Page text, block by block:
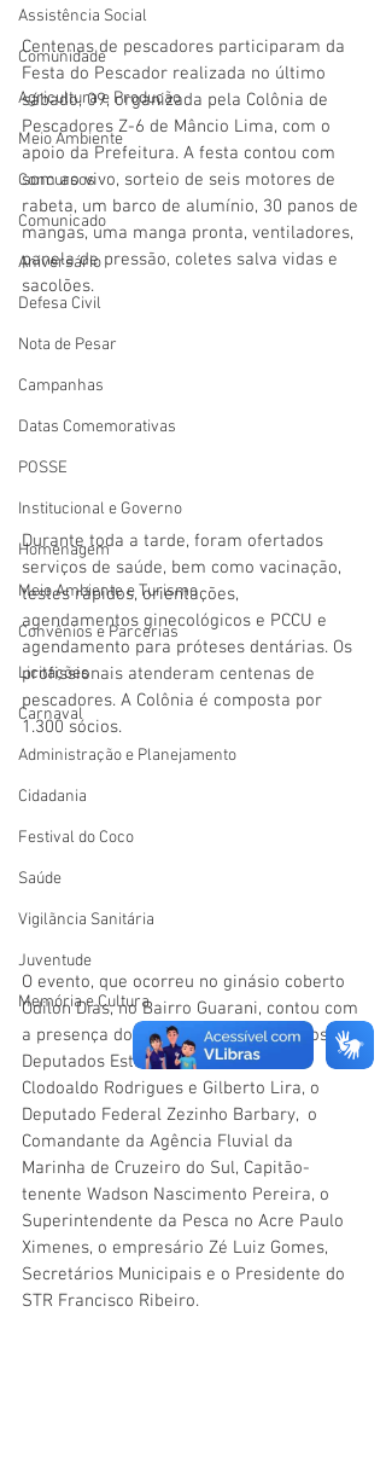
Assistência Social
Comunidade
Agricultura e Produção
Meio Ambiente
Concursos
Comunicado
Aniversário
Defesa Civil
Nota de Pesar
Campanhas
Datas Comemorativas
POSSE
Institucional e Governo
Homenagem
Meio Ambiente e Turismo
Convênios e Parcerias
Licitações
Carnaval
Administração e Planejamento
Cidadania
Festival do Coco
Saúde
Vigilãncia Sanitária
Juventude
Memória e Cultura
Centenas de pescadores participaram da
Festa do Pescador realizada no último
sábado, 09, organizada pela Colônia de
Pescadores Z-6 de Mâncio Lima, com o
apoio da Prefeitura. A festa contou com
som ao vivo, sorteio de seis motores de
rabeta, um barco de alumínio, 30 panos de
mangas, uma manga pronta, ventiladores,
panela de pressão, coletes salva vidas e
sacolões.
Durante toda a tarde, foram ofertados
serviços de saúde, bem como vacinação,
testes rápidos, orientações,
agendamentos ginecológicos e PCCU e
agendamento para próteses dentárias. Os
profissionais atenderam centenas de
pescadores. A Colônia é composta por
1.300 sócios.
O evento, que ocorreu no ginásio coberto
Odilon Dias, no Bairro Guarani, contou com
a presença do Prefeito Isaac Lima, dos
Deputados Estaduais Nicolau Júnior,
Clodoaldo Rodrigues e Gilberto Lira, o
Deputado Federal Zezinho Barbary,  o
Comandante da Agência Fluvial da
Marinha de Cruzeiro do Sul, Capitão-
tenente Wadson Nascimento Pereira, o
Superintendente da Pesca no Acre Paulo
Ximenes, o empresário Zé Luiz Gomes,
Secretários Municipais e o Presidente do
STR Francisco Ribeiro.